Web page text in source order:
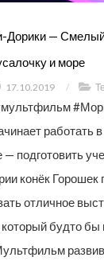
Дорики —
и море
17.10.2019 /
работать
— подготовить
конёк
отличное
будто бы